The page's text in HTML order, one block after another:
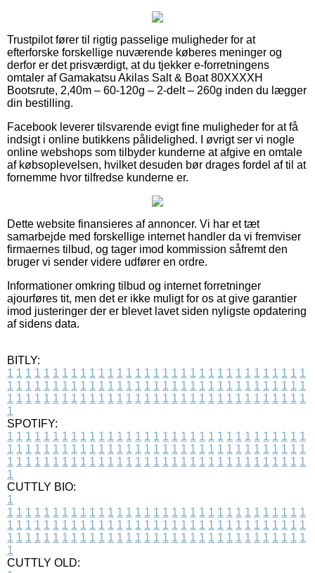
Trustpilot fører til rigtig passelige muligheder for at
efterforske forskellige nuværende køberes meninger og
derfor er det prisværdigt, at du tjekker e-forretningens
omtaler af Gamakatsu Akilas Salt & Boat 80XXXXH
Bootsrute, 2,40m – 60-120g – 2-delt – 260g inden du lægger
din bestilling.
Facebook leverer tilsvarende evigt fine muligheder for at få
indsigt i online butikkens pålidelighed. I øvrigt ser vi nogle
online webshops som tilbyder kunderne at afgive en omtale
af købsoplevelsen, hvilket desuden bør drages fordel af til at
fornemme hvor tilfredse kunderne er.
Dette website finansieres af annoncer. Vi har et tæt
samarbejde med forskellige internet handler da vi fremviser
firmaernes tilbud, og tager imod kommission såfremt den
bruger vi sender videre udfører en ordre.
Informationer omkring tilbud og internet forretninger
ajourføres tit, men det er ikke muligt for os at give garantier
imod justeringer der er blevet lavet siden nyligste opdatering
af sidens data.
BITLY:
1 1 1 1 1 1 1 1 1 1 1 1 1 1 1 1 1 1 1 1 1 1 1 1 1 1 1 1 1 1 1 1 1
1 1 1 1 1 1 1 1 1 1 1 1 1 1 1 1 1 1 1 1 1 1 1 1 1 1 1 1 1 1 1 1 1
1 1 1 1 1 1 1 1 1 1 1 1 1 1 1 1 1 1 1 1 1 1 1 1 1 1 1 1 1 1 1 1 1
1
SPOTIFY:
1 1 1 1 1 1 1 1 1 1 1 1 1 1 1 1 1 1 1 1 1 1 1 1 1 1 1 1 1 1 1 1 1
1 1 1 1 1 1 1 1 1 1 1 1 1 1 1 1 1 1 1 1 1 1 1 1 1 1 1 1 1 1 1 1 1
1 1 1 1 1 1 1 1 1 1 1 1 1 1 1 1 1 1 1 1 1 1 1 1 1 1 1 1 1 1 1 1 1
1
CUTTLY BIO:
1
1 1 1 1 1 1 1 1 1 1 1 1 1 1 1 1 1 1 1 1 1 1 1 1 1 1 1 1 1 1 1 1 1
1 1 1 1 1 1 1 1 1 1 1 1 1 1 1 1 1 1 1 1 1 1 1 1 1 1 1 1 1 1 1 1 1
1 1 1 1 1 1 1 1 1 1 1 1 1 1 1 1 1 1 1 1 1 1 1 1 1 1 1 1 1 1 1 1 1
1
CUTTLY OLD: